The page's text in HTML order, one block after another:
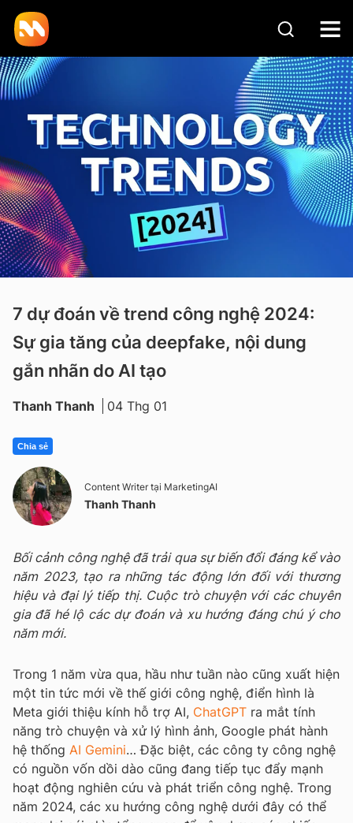
7 dự đoán về trend công nghệ 2024:
Sự gia tăng của deepfake, nội dung
gắn nhãn do AI tạo
Thanh Thanh 04 Thg 01
Chia sẻ
Content Writer tại MarketingAI
Thanh Thanh
Bối cảnh công nghệ đã trải qua sự biến đổi đáng kể vào
năm 2023, tạo ra những tác động lớn đối với thương
hiệu và đại lý tiếp thị. Cuộc trò chuyện với các chuyên
gia đã hé lộ các dự đoán và xu hướng đáng chú ý cho
năm mới.
Trong 1 năm vừa qua, hầu như tuần nào cũng xuất hiện
một tin tức mới về thế giới công nghệ, điển hình là
Meta giới thiệu kính hỗ trợ AI, ChatGPT ra mắt tính
năng trò chuyện và xử lý hình ảnh, Google phát hành
hệ thống AI Gemini… Đặc biệt, các công ty công nghệ
có nguồn vốn dồi dào cũng đang tiếp tục đẩy mạnh
hoạt động nghiên cứu và phát triển công nghệ. Trong
năm 2024, các xu hướng công nghệ dưới đây có thể